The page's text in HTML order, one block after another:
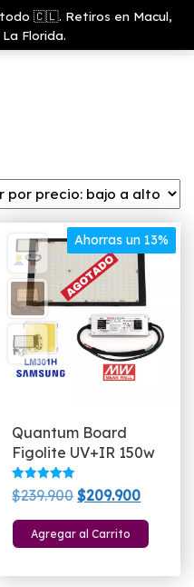
🇨🇱. Retiros en Macul,
Florida.
Ahorras un 13%
Quantum Board
Figolite UV+IR 150w
Valorado
con
de 5
$239.900El
precio
original
$209.900El
precio
actual
Agregar al Carrito